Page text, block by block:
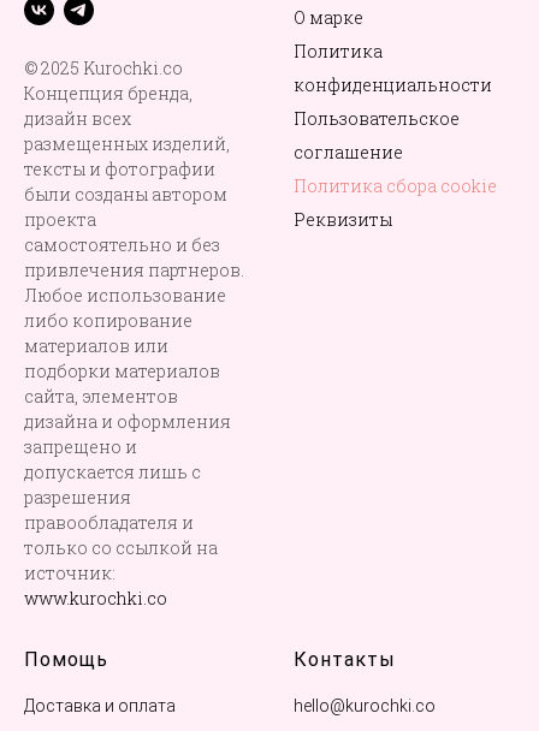
© 2025 Kurochki.co
Концепция бренда,
дизайн всех
размещенных изделий,
тексты и фотографии
были созданы автором
проекта
самостоятельно и без
привлечения партнеров.
Любое использование
либо копирование
материалов или
подборки материалов
сайта, элементов
дизайна и оформления
запрещено и
допускается лишь с
разрешения
правообладателя и
только со ссылкой на
источник:
www.kurochki.co
О марке
Политика
конфиденциальности
Пользовательское
соглашение
Политика сбора cookie
Реквизиты
Помощь
Доставка и оплата
Контакты
hello@kurochki.co